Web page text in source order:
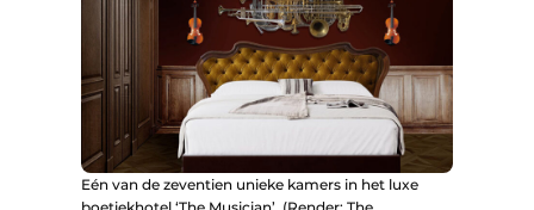
Eén van de zeventien unieke kamers in het luxe